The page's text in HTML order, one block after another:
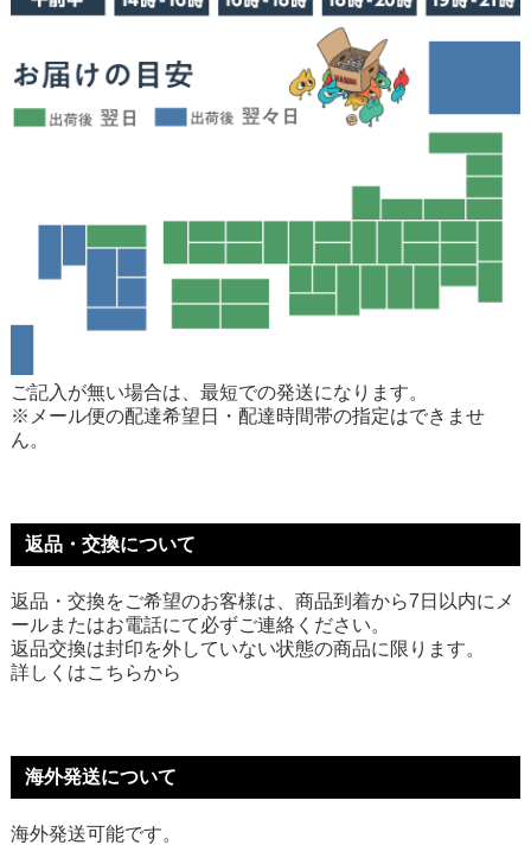
ご記入が無い場合は、最短での発送になります。
※メール便の配達希望日・配達時間帯の指定はできませ
ん。
返品・交換について
返品・交換をご希望のお客様は、商品到着から7日以内にメ
ールまたはお電話にて必ずご連絡ください。
返品交換は封印を外していない状態の商品に限ります。
詳しくはこちらから
海外発送について
海外発送可能です。